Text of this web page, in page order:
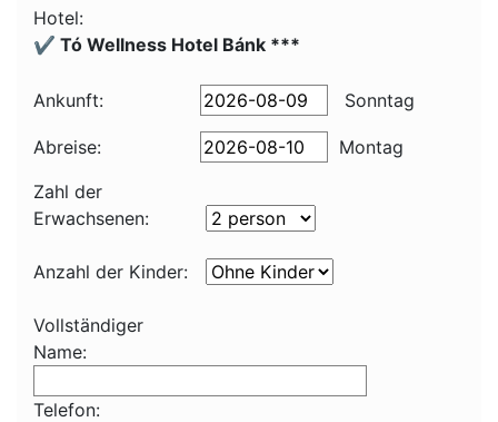
Hotel:
✔️ Tó Wellness Hotel Bánk ***
Ankunft: Sonntag
Abreise:
Montag
Zahl der
Erwachsenen:
Anzahl der Kinder:
Vollständiger
Name:
Telefon: